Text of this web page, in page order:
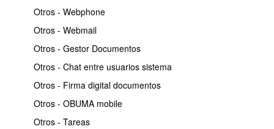
Otros - Webphone
Otros - Webmail
Otros - Gestor Documentos
Otros - Chat entre usuarios sistema
Otros - Firma digital documentos
Otros - OBUMA mobile
Otros - Tareas
Clientes/Listado cliente
Imprimir << Anterior 11 / 16
Como Activar y Desactivar